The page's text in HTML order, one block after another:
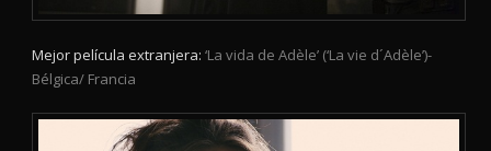
Mejor película extranjera: ‘La vida de Adèle’ (‘La vie d´Adèle’)-
Bélgica/ Francia